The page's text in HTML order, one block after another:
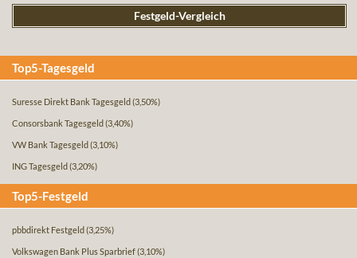
Festgeld-Vergleich
Top5-Tagesgeld
Suresse Direkt Bank Tagesgeld (3,50%)
Consorsbank Tagesgeld (3,40%)
VW Bank Tagesgeld (3,10%)
ING Tagesgeld (3,20%)
Top5-Festgeld
pbbdirekt Festgeld (3,25%)
Volkswagen Bank Plus Sparbrief(3,10%)